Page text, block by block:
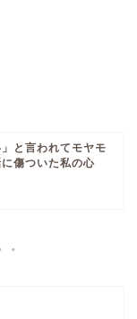
」と言われてモヤモ
傷ついた私の心